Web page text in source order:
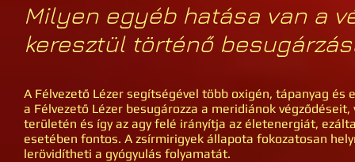
Milyen egyéb hatása van a
keresztül történő
A Félvezető Lézer segítségével több oxigén, tápanyag
a Félvezető Lézer besugározza a meridiánok
területén és így az agy felé irányítja az életenergiát,
esetében fontos. A zsírmirigyek állapota fokozatosan
lerövidítheti a gyógyulás folyamatát.